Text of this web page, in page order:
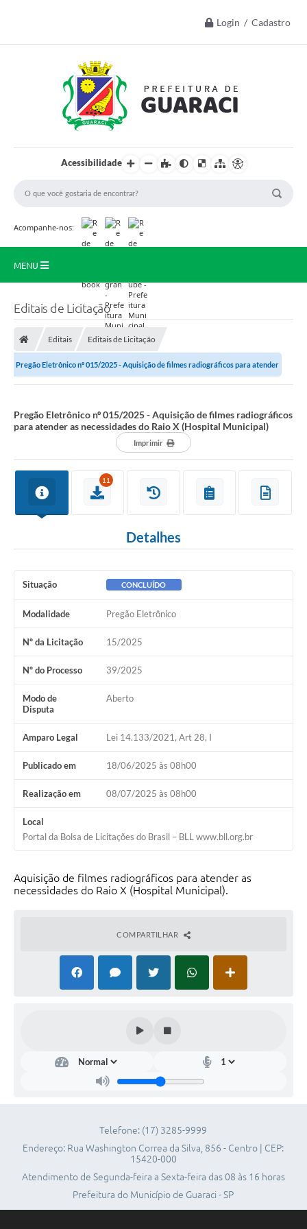
Login / Cadastro
Acessibilidade
Acompanhe-nos:
MENU
Secretarias
Audiências Públicas
Coleta de Sugestões
Transparência
Editais
Ouvidoria
Arquivos para Download
Carta de Serviços
Notícias
Obras
Galeria de Vídeos
Projetos
Contas Públicas
Links
Editais de Licitação
Editais Editais de Licitação
Pregão Eletrônico nº 015/2025 - Aquisição de filmes radiográficos para atender
Pregão Eletrônico nº 015/2025 - Aquisição de filmes radiográficos
para atender as necessidades do Raio X (Hospital Municipal)
Imprimir
11
Detalhes
Situação CONCLUÍDO
Modalidade Pregão Eletrônico
Nº da Licitação 15/2025
Nº do Processo 39/2025
Modo de
Disputa
Aberto
Amparo Legal Lei 14.133/2021, Art 28, I
Publicado em 18/06/2025 às 08h00
Realização em 08/07/2025 às 08h00
Local
Portal da Bolsa de Licitações do Brasil – BLL www.bll.org.br
Aquisição de filmes radiográficos para atender as
necessidades do Raio X (Hospital Municipal).
COMPARTILHAR
Telefone: (17) 3285-9999
Endereço: Rua Washington Correa da Silva, 856 - Centro | CEP:
15420-000
Atendimento de Segunda-feira a Sexta-feira das 08 às 16 horas
Prefeitura do Município de Guaraci - SP